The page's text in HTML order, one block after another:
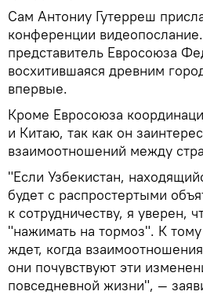
Сам Антониу Гутерреш
конференции
представитель Евросоюза
восхитившаяся древним
впервые.
Кроме Евросоюза
и Китаю, так как он
взаимоотношений между
"Если Узбекистан,
будет с распростертыми
к сотрудничеству, я уверен,
"нажимать на тормоз". К
ждет, когда
они почувствуют эти
повседневной жизни", —